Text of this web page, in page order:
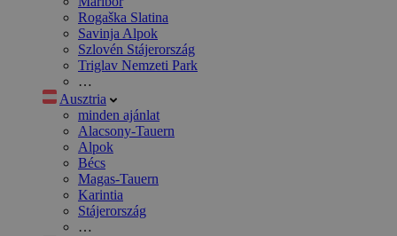
Rogaška Slatina
Savinja Alpok
Szlovén Stájerország
Triglav Nemzeti Park
…
Ausztria
minden ajánlat
Alacsony-Tauern
Alpok
Bécs
Magas-Tauern
Karintia
Stájerország
…